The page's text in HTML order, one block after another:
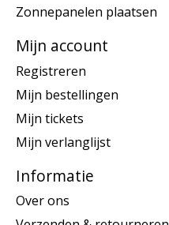
Zonnepanelen plaatsen
Mijn account
Registreren
Mijn bestellingen
Mijn tickets
Mijn verlanglijst
Informatie
Over ons